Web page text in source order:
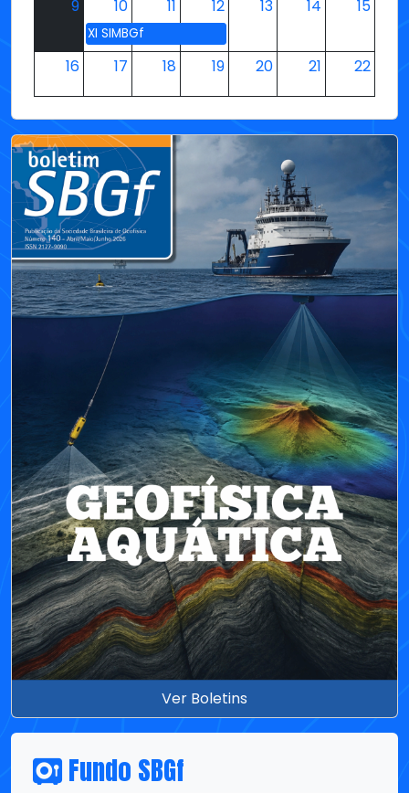
23 24 25 26 27 28 29
Ver Boletins
Fundo SBGf
Diamante